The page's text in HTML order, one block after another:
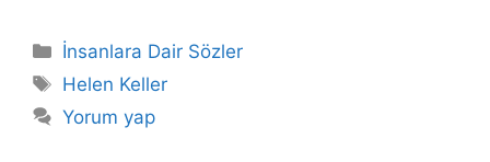
Kategoriler
İnsanlara Dair Sözler
Etiketler
Helen Keller
Yorum yap